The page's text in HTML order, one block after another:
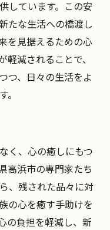
しています。この安
たな生活への橋渡し
を見据えるための心
減されることで、
つ、日々の生活をよ
く、心の癒しにもつ
高浜市の専門家たち
、残された品々に対
の心を癒す手助けを
の負担を軽減し、新